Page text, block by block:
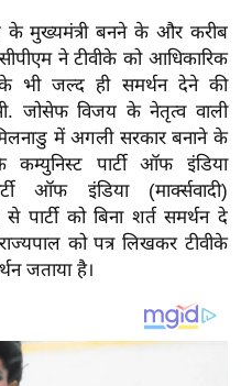
के मुख्यमंत्री बनने के और करीब
ने टीवीके को आधिकारिक
भी जल्द ही समर्थन देने की
जोसेफ विजय के नेतृत्व वाली
में अगली सरकार बनाने के
पार्टी ऑफ इंडिया
ऑफ इंडिया (मार्क्सवादी)
को बिना शर्त समर्थन दे
राज्यपाल को पत्र लिखकर टीवीके
जताया है।